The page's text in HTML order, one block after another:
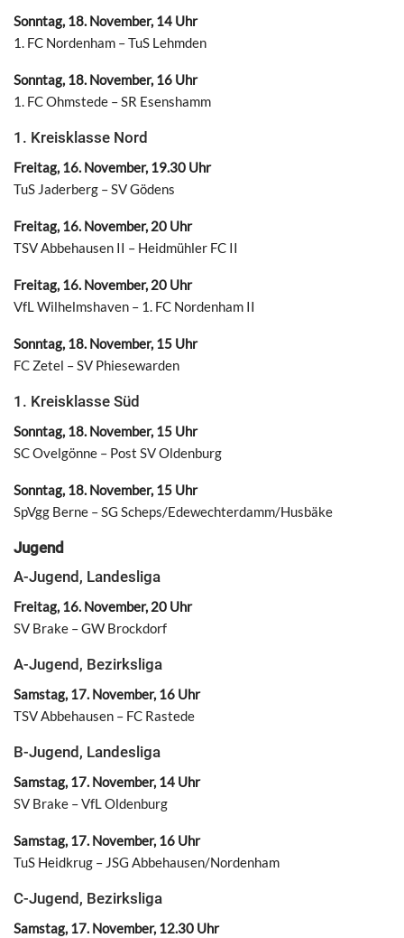
Sonntag, 18. November, 14 Uhr
1. FC Nordenham – TuS Lehmden
Sonntag, 18. November, 16 Uhr
1. FC Ohmstede – SR Esenshamm
1. Kreisklasse Nord
Freitag, 16. November, 19.30 Uhr
TuS Jaderberg – SV Gödens
Freitag, 16. November, 20 Uhr
TSV Abbehausen II – Heidmühler FC II
Freitag, 16. November, 20 Uhr
VfL Wilhelmshaven – 1. FC Nordenham II
Sonntag, 18. November, 15 Uhr
FC Zetel – SV Phiesewarden
1. Kreisklasse Süd
Sonntag, 18. November, 15 Uhr
SC Ovelgönne – Post SV Oldenburg
Sonntag, 18. November, 15 Uhr
SpVgg Berne – SG Scheps/Edewechterdamm/Husbäke
Jugend
A-Jugend, Landesliga
Freitag, 16. November, 20 Uhr
SV Brake – GW Brockdorf
A-Jugend, Bezirksliga
Samstag, 17. November, 16 Uhr
TSV Abbehausen – FC Rastede
B-Jugend, Landesliga
Samstag, 17. November, 14 Uhr
SV Brake – VfL Oldenburg
Samstag, 17. November, 16 Uhr
TuS Heidkrug – JSG Abbehausen/Nordenham
C-Jugend, Bezirksliga
Samstag, 17. November, 12.30 Uhr